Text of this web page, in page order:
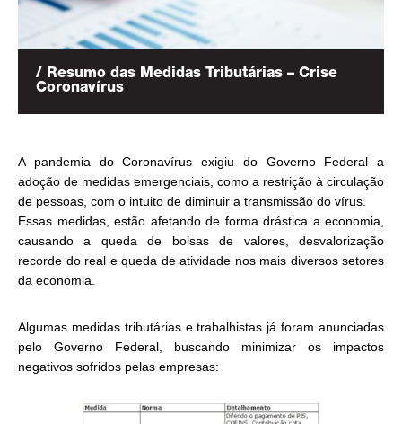
/ Resumo das Medidas Tributárias – Crise
Coronavírus
A pandemia do Coronavírus exigiu do Governo Federal a
adoção de medidas emergenciais, como a restrição à circulação
de pessoas, com o intuito de diminuir a transmissão do vírus.
Essas medidas, estão afetando de forma drástica a economia,
causando a queda de bolsas de valores, desvalorização
recorde do real e queda de atividade nos mais diversos setores
da economia.
Algumas medidas tributárias e trabalhistas já foram anunciadas
pelo Governo Federal, buscando minimizar os impactos
negativos sofridos pelas empresas: